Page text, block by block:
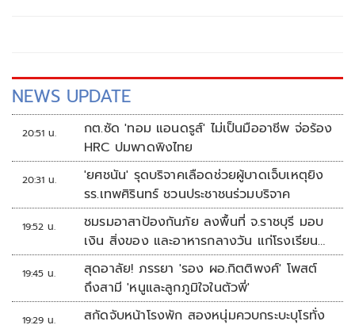
NEWS UPDATE
20:51 น.
กต.ซัด 'ทอม แอนดรูส์' ไม่เป็นมืออาชีพ จ่อร้อง
HRC ปมพาดพิงไทย
20:31 น.
'ยศชนัน' รุดบริจาคเลือดช่วยผู้บาดเจ็บเหตุยิง
รร.เทพศิรินทร์ ชวนประชาชนร่วมบริจาค
19:52 น.
ชมรมอาสาป้องกันภัย ลงพื้นที่ จ.ราชบุรี มอบ
เงิน สิ่งของ และอาหารกลางวัน แก่โรงเรียน
บ้านหนองน้ำใส
19:45 น.
สุดอาลัย! ภรรยา 'รอง ผอ.กิตติพงศ์' โพสต์
ถึงสามี 'หนูและลูกภูมิใจในตัวพี่'
19:29 น.
สกัดจับหน้าโรงพัก สองหนุ่มควบกระบะบุโรทั่ง